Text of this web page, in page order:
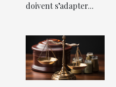
doivent s’adapter...